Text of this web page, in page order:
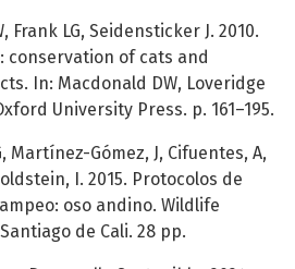
Frank LG, Seidensticker J. 2010.
conservation of cats and
In: Macdonald DW, Loveridge
University Press. p. 161–195.
Martínez-Gómez, J, Cifuentes, A,
I. 2015. Protocolos de
oso andino. Wildlife
de Cali. 28 pp.